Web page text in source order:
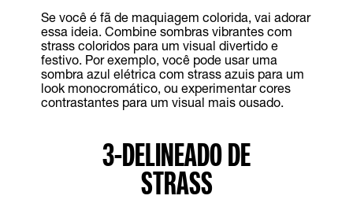
Se você é fã de maquiagem colorida, vai adorar
essa ideia. Combine sombras vibrantes com
strass coloridos para um visual divertido e
festivo. Por exemplo, você pode usar uma
sombra azul elétrica com strass azuis para um
look monocromático, ou experimentar cores
contrastantes para um visual mais ousado.
3-DELINEADO DE
STRASS